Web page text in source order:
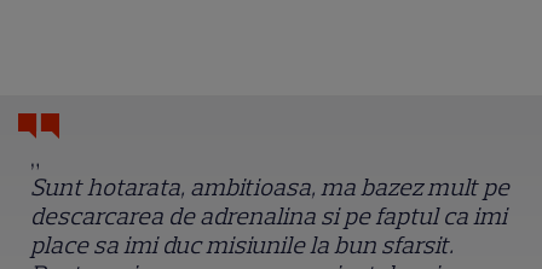
„
Sunt hotarata, ambitioasa, ma bazez mult pe
descarcarea de adrenalina si pe faptul ca imi
place sa imi duc misiunile la bun sfarsit.